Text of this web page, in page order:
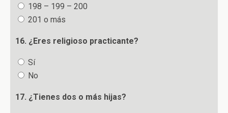
198 – 199 – 200
201 o más
16. ¿Eres religioso practicante?
Sí
No
17. ¿Tienes dos o más hijas?